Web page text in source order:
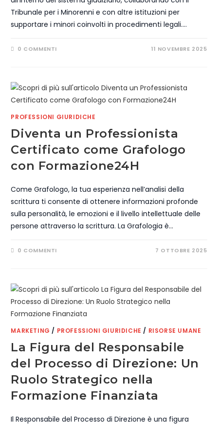
Tribunale per i Minorenni e con altre istituzioni per
supportare i minori coinvolti in procedimenti legali.…
0 COMMENTI 11 NOVEMBRE 2025
PROFESSIONI GIURIDICHE
Diventa un Professionista
Certificato come Grafologo
con Formazione24H
Come Grafologo, la tua esperienza nell’analisi della
scrittura ti consente di ottenere informazioni profonde
sulla personalità, le emozioni e il livello intellettuale delle
persone attraverso la scrittura. La Grafologia è…
0 COMMENTI 7 OTTOBRE 2025
MARKETING / PROFESSIONI GIURIDICHE / RISORSE UMANE
La Figura del Responsabile
del Processo di Direzione: Un
Ruolo Strategico nella
Formazione Finanziata
Il Responsabile del Processo di Direzione è una figura